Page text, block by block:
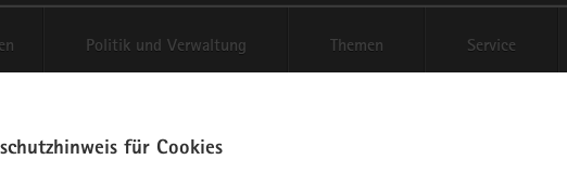
Politik und Verwaltung Themen Service
für Cookies